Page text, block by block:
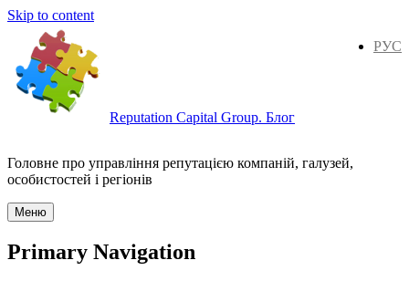
Skip to content
Reputation Capital Group. Блог
РУС
Головне про управління репутацією компаній, галузей,
особистостей і регіонів
Меню
Primary Navigation